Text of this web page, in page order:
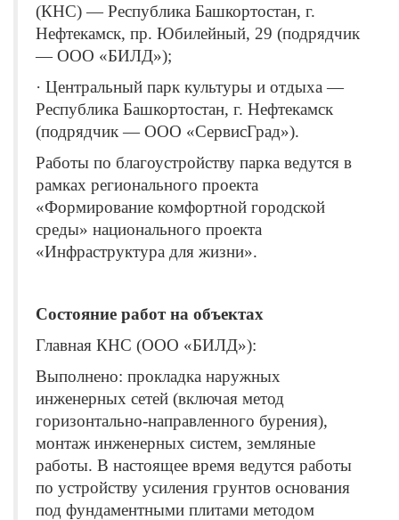
(КНС) — Республика Башкортостан, г.
Нефтекамск, пр. Юбилейный, 29 (подрядчик
— ООО «БИЛД»);
· Центральный парк культуры и отдыха —
Республика Башкортостан, г. Нефтекамск
(подрядчик — ООО «СервисГрад»).
Работы по благоустройству парка ведутся в
рамках регионального проекта
«Формирование комфортной городской
среды» национального проекта
«Инфраструктура для жизни».
Состояние работ на объектах
Главная КНС (ООО «БИЛД»):
Выполнено: прокладка наружных
инженерных сетей (включая метод
горизонтально-направленного бурения),
монтаж инженерных систем, земляные
работы. В настоящее время ведутся работы
по устройству усиления грунтов основания
под фундаментными плитами методом